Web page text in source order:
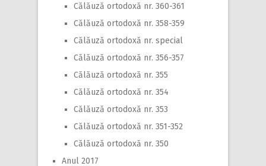
Călăuză ortodoxă nr. 360-361
Călăuză ortodoxă nr. 358-359
Călăuză ortodoxă nr. special
Călăuză ortodoxă nr. 356-357
Călăuză ortodoxă nr. 355
Călăuză ortodoxă nr. 354
Călăuză ortodoxă nr. 353
Călăuză ortodoxă nr. 351-352
Călăuză ortodoxă nr. 350
Anul 2017